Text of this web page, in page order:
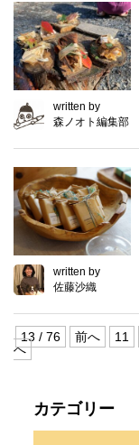
written by
森ノオト編集部
written by
佐藤沙織
13 / 76 前へ 11
へ
カテゴリー